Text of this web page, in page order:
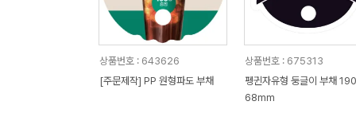
상품번호 : 643626
[주문제작] PP 원형파도 부채
상품번호 : 675313
펭귄자유형 둥글이 부채
68mm